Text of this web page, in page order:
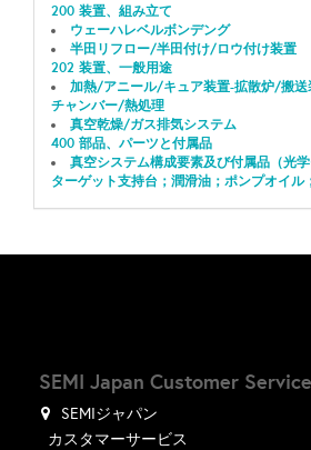
200 装置、組み立て
ウェーハレベルボンデング
半田リフロー/半田付け/ロウ付け装置
202 装置、一般用途
加熱/アニール/キュア装置-拡散炉/搬
チャンバー/熱処理
真空乾燥/ガス排気システム
400 部品、パーツと付属品
真空システム構成要素及び付属品（光
ターゲット支持台；潤滑油；ポンプオイル
SEMI Japan Customer Service
SEMIジャパン
カスタマーサービス